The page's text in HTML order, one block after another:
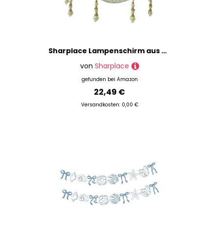
Sharplace Lampenschirm aus Stoff, europäischer Vintage-Stil mit Quaste, für Wohnzimmer, Küche, Insel, Bauernhaus
von Sharplace
gefunden bei Amazon
22,49 €
Versandkosten: 0,00 €